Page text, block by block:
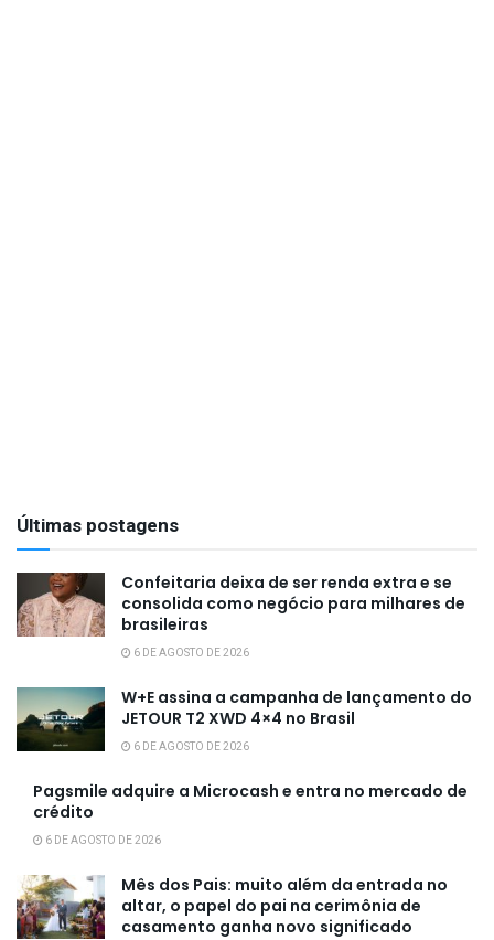
Últimas postagens
Confeitaria deixa de ser renda extra e se
consolida como negócio para milhares de
brasileiras
6 DE AGOSTO DE 2026
W+E assina a campanha de lançamento do
JETOUR T2 XWD 4×4 no Brasil
6 DE AGOSTO DE 2026
Pagsmile adquire a Microcash e entra no mercado de
crédito
6 DE AGOSTO DE 2026
Mês dos Pais: muito além da entrada no
altar, o papel do pai na cerimônia de
casamento ganha novo significado